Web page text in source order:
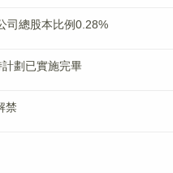
司總股本比例0.28%
劃已實施完畢
禁